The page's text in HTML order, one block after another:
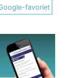
favoriet